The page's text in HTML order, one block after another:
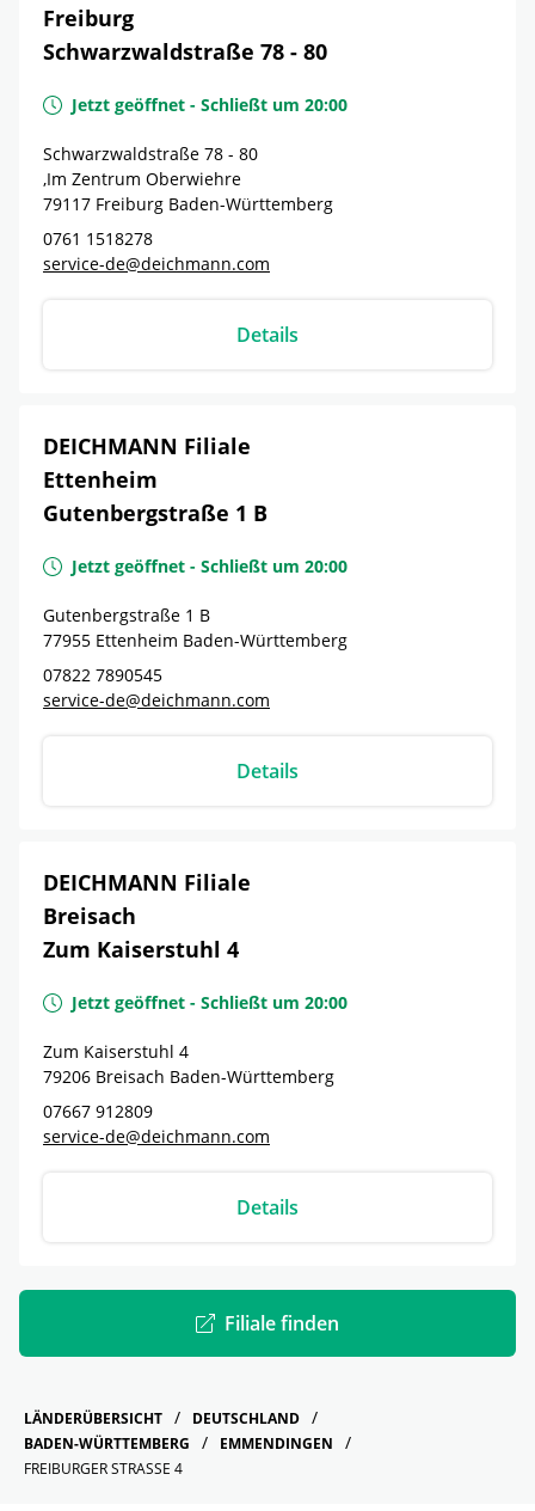
Freiburg
Schwarzwaldstraße 78 - 80
Jetzt geöffnet - Schließt um 20:00
Schwarzwaldstraße 78 - 80
,Im Zentrum Oberwiehre
79117 Freiburg Baden-Württemberg
0761 1518278
service-de@deichmann.com
Details
DEICHMANN Filiale
Ettenheim
Gutenbergstraße 1 B
Jetzt geöffnet - Schließt um 20:00
Gutenbergstraße 1 B
77955 Ettenheim Baden-Württemberg
07822 7890545
service-de@deichmann.com
Details
DEICHMANN Filiale
Breisach
Zum Kaiserstuhl 4
Jetzt geöffnet - Schließt um 20:00
Zum Kaiserstuhl 4
79206 Breisach Baden-Württemberg
07667 912809
service-de@deichmann.com
Details
Filiale finden
LÄNDERÜBERSICHT
DEUTSCHLAND
BADEN-WÜRTTEMBERG
EMMENDINGEN
FREIBURGER STRASSE 4